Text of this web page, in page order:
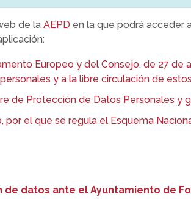
de la AEPD en la que podrá acceder
Europeo y del Consejo, de 27 de
y a la libre circulación de
de Protección de Datos Personales y
el que se regula el Esquema
datos ante el Ayuntamiento de